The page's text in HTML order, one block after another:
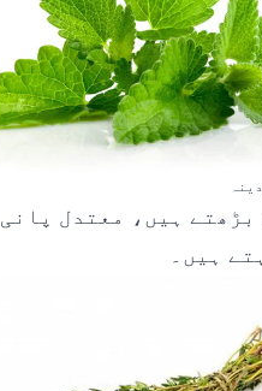
ہیں، معتدل پانی
ہیں۔